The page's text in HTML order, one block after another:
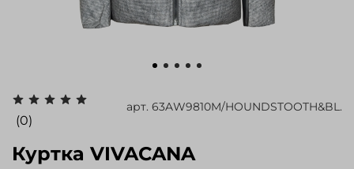
(0)
арт. 63AW9810M/HOUNDSTOOTH&BL.
Куртка VIVACANA